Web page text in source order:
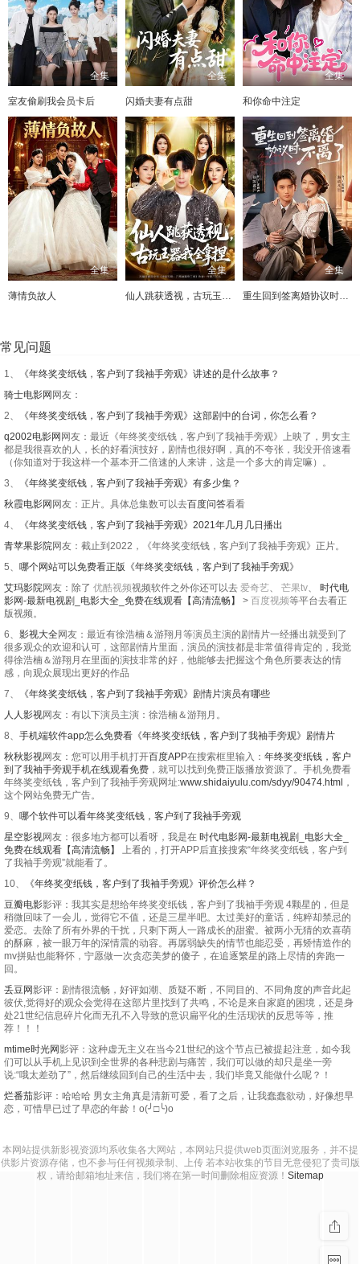
全集
室友偷刷我会员卡后
全集
闪婚夫妻有点甜
全集
和你命中注定
全集
薄情负故人
全集
仙人跳获透视，古玩玉器我全拿捏
全集
重生回到签离婚协议时，不离了
常见问题
1、
《年终奖变纸钱，客户到了我袖手旁观》讲述的是什么故事？
骑士电影网网友：
2、
《年终奖变纸钱，客户到了我袖手旁观》这部剧中的台词，你怎么看？
q2002电影网网友：最近《年终奖变纸钱，客户到了我袖手旁观》上映了，男女主
都是我很喜欢的人，长的好看演技好，剧情也很好啊，真的不夸张，我没开倍速看
（你知道对于我这样一个基本开二倍速的人来讲，这是一个多大的肯定嘛）。
3、
《年终奖变纸钱，客户到了我袖手旁观》有多少集？
秋霞电影网网友：正片。具体总集数可以去百度问答看看
4、
《年终奖变纸钱，客户到了我袖手旁观》2021年几月几日播出
青苹果影院网友：截止到2022，《年终奖变纸钱，客户到了我袖手旁观》正片。
5、 哪个网站可以免费看正版《年终奖变纸钱，客户到了我袖手旁观》
艾玛影院网友：除了 优酷视频视频软件之外你还可以去 爱奇艺、 芒果tv、 时代电
影网-最新电视剧_电影大全_免费在线观看【高清流畅】 > 百度视频等平台去看正
版视频。
6、 影视大全网友：最近有徐浩楠＆游翔月等演员主演的剧情片一经播出就受到了
很多观众的欢迎和认可，这部剧情片里面，演员的演技都是非常值得肯定的，我觉
得徐浩楠＆游翔月在里面的演技非常的好，他能够去把握这个角色所要表达的情
感，向观众展现出更好的作品
7、
《年终奖变纸钱，客户到了我袖手旁观》剧情片演员有哪些
人人影视网友：有以下演员主演：徐浩楠＆游翔月。
8、 手机端软件app怎么免费看《年终奖变纸钱，客户到了我袖手旁观》剧情片
秋秋影视网友：您可以用手机打开百度APP在搜索框里输入： 年终奖变纸钱，客户
到了我袖手旁观手机在线观看免费 ，就可以找到免费正版播放资源了。手机免费看
年终奖变纸钱，客户到了我袖手旁观网址:www.shidaiyulu.com/sdyy/90474.html ，
这个网站免费无广告。
9、 哪个软件可以看年终奖变纸钱，客户到了我袖手旁观
星空影视网友：很多地方都可以看呀，我是在 时代电影网-最新电视剧_电影大全_
免费在线观看【高清流畅】
上看的，打开APP后直接搜索“年终奖变纸钱，客户到
了我袖手旁观”就能看了。
10、
《年终奖变纸钱，客户到了我袖手旁观》评价怎么样？
豆瓣电影影评：我其实是想给年终奖变纸钱，客户到了我袖手旁观 4颗星的，但是
稍微回味了一会儿，觉得它不值，还是三星半吧。太过美好的童话，纯粹却禁忌的
爱恋。去除了所有外界的干扰，只剩下两人一路成长的甜蜜。被两小无猜的欢喜萌
的酥麻，被一眼万年的深情震的动容。再孱弱缺失的情节也能忍受，再矫情造作的
mv拼贴也能释怀，宁愿做一次贪恋美梦的傻子，在追逐繁星的路上尽情的奔跑一
回。
丢豆网影评：剧情很流畅，好评如潮、质疑不断，不同目的、不同角度的声音此起
彼伏,觉得好的观众会觉得在这部片里找到了共鸣，不论是来自家庭的困境，还是身
处21世纪信息碎片化而无孔不入导致的意识扁平化的生活现状的反思等等，推
荐！！！
mtime时光网影评：这种虚无主义在当今21世纪的这个节点已被提起注意，如今我
们可以从手机上见识到全世界的各种悲剧与痛苦，我们可以做的却只是坐一旁
说:“哦太差劲了”，然后继续回到自己的生活中去，我们毕竟又能做什么呢？！
烂番茄影评：哈哈哈 男女主角真是清新可爱，看了之后，让我蠢蠢欲动，好像想早
恋，可惜早已过了早恋的年龄！o(╯□╰)o
本网站提供新影视资源均系收集各大网站，本网站只提供web页面浏览服务，并不提
供影片资源存储，也不参与任何视频录制、上传 若本站收集的节目无意侵犯了贵司版
权，请给邮箱地址来信，我们将在第一时间删除相应资源！ Sitemap